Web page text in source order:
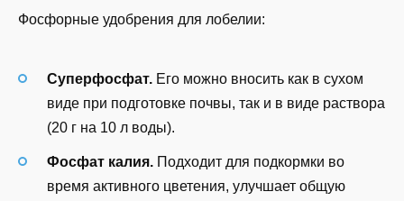
Фосфорные удобрения для лобелии:
Суперфосфат. Его можно вносить как в сухом
виде при подготовке почвы, так и в виде раствора
(20 г на 10 л воды).
Фосфат калия. Подходит для подкормки во
время активного цветения, улучшает общую